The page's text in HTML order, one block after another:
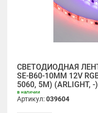
СВЕТОДИОДНАЯ
SE-B60-10MM 12V
5060, 5M) (ARLIGHT, -)
в наличии
Артикул:039604